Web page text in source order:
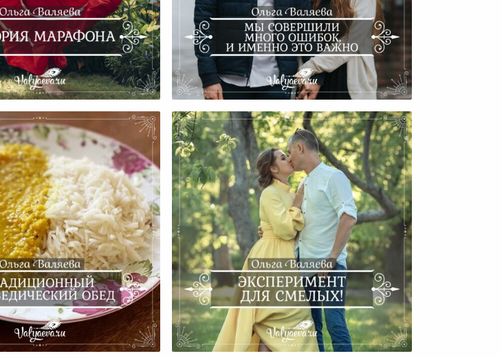
Марафона
Мы Совершили Много Ошибок,
И Именно Это Важно
Аюрведический
Обед
Эксперимент Для Смелых!